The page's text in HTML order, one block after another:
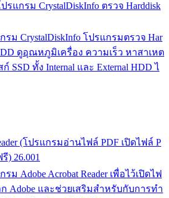
รแกรม CrystalDiskInfo ตรวจ Harddisk
ม CrystalDiskInfo โปรแกรมตรวจ Har
ดูอุณหภูมิเครื่อง ความเร็ว หาสาเหต
SSD ทั้ง Internal และ External HDD ไ
(โปรแกรมอ่านไฟล์ PDF เปิดไฟล์ P
) 26.001
ม Adobe Acrobat Reader เพื่อไว้เปิดไฟ
ก Adobe และช่วยเสริมสำหรับกับการทำ